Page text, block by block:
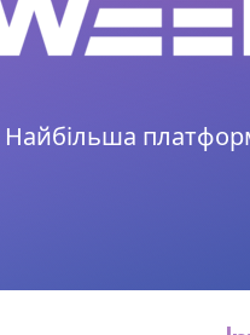
Найбільша